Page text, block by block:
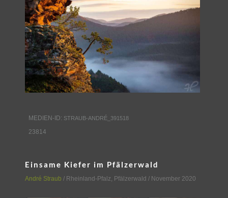
DRUCKQUALITÄTEN
LED-LEUCHTBILDER
WIR DRUCKEN IHR BILD
AUSSTELLUNGEN
KONTAKT
MEDIEN-ID: STRAUB-ANDRÉ_391518
23814
Einsame Kiefer im Pfälzerwald
André Straub / Rheinland-Pfalz, Pfälzerwald / November 2020